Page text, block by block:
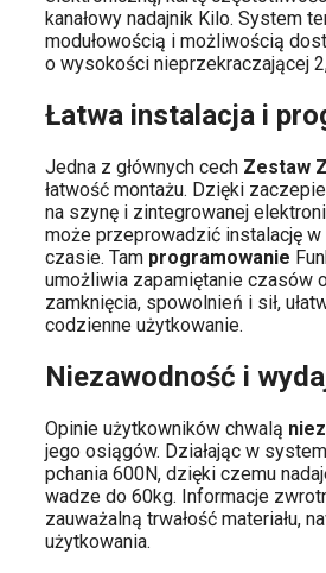
kanałowy nadajnik Kilo. System
modułowością i możliwością
o wysokości nieprzekraczającej
Łatwa instalacja i
Jedna z głównych cech Zestaw
łatwość montażu. Dzięki
na szynę i zintegrowanej
może przeprowadzić instalację w
czasie. Tam programowanie
umożliwia zapamiętanie czasów
zamknięcia, spowolnień i sił,
codzienne użytkowanie.
Niezawodność i
Opinie użytkowników chwalą
jego osiągów. Działając w
pchania 600N, dzięki czemu
wadze do 60kg. Informacje
zauważalną trwałość materiału,
użytkowania.